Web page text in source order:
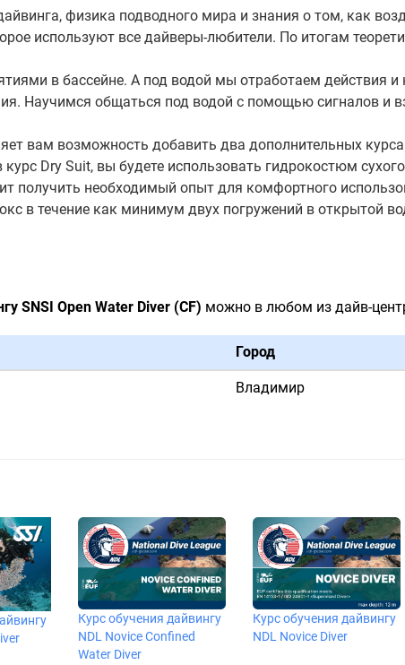
физика подводного мира и знания о том, как
используют все дайверы-любители. По итогам
в бассейне. А под водой мы отработаем действия
Научимся общаться под водой с помощью сигналов и
вам возможность добавить два дополнительных
Dry Suit, вы будете использовать гидрокостюм
получить необходимый опыт для комфортного
в течение как минимум двух погружений в открытой
SNSI Open Water Diver (CF) можно в любом из дайв-
Город
Владимир
Курс обучения дайвингу
NDL Novice Confined
Water Diver
Курс обучения дайвингу
NDL Novice Diver